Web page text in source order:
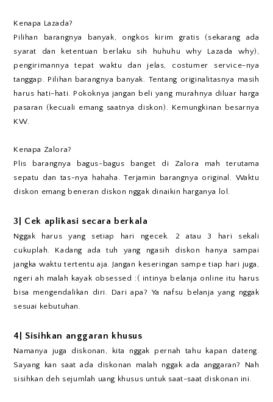
Kenapa Lazada?
Pilihan barangnya banyak, ongkos kirim gratis (sekarang ada
syarat dan ketentuan berlaku sih huhuhu why Lazada why),
pengirimannya tepat waktu dan jelas, costumer service-nya
tanggap. Pilihan barangnya banyak. Tentang originalitasnya masih
harus hati-hati. Pokoknya jangan beli yang murahnya diluar harga
pasaran (kecuali emang saatnya diskon). Kemungkinan besarnya
KW.
Kenapa Zalora?
Plis barangnya bagus-bagus banget di Zalora mah terutama
sepatu dan tas-nya hahaha. Terjamin barangnya original. Waktu
diskon emang beneran diskon nggak dinaikin harganya lol.
3| Cek aplikasi secara berkala
Nggak harus yang setiap hari ngecek. 2 atau 3 hari sekali
cukuplah. Kadang ada tuh yang ngasih diskon hanya sampai
jangka waktu tertentu aja. Jangan keseringan sampe tiap hari juga,
ngeri ah malah kayak obsessed :( intinya belanja online itu harus
bisa mengendalikan diri. Dari apa? Ya nafsu belanja yang nggak
sesuai kebutuhan.
4| Sisihkan anggaran khusus
Namanya juga diskonan, kita nggak pernah tahu kapan dateng.
Sayang kan saat ada diskonan malah nggak ada anggaran? Nah
sisihkan deh sejumlah uang khusus untuk saat-saat diskonan ini.